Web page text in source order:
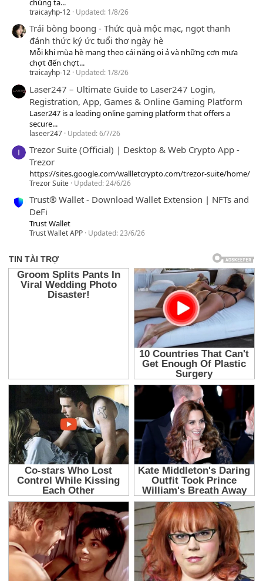
chúng ta...
traicayhp-12 Updated: 1/8/26
Trái bòng boong - Thức quà mộc mạc, ngọt thanh
đánh thức ký ức tuổi thơ ngày hè
Mỗi khi mùa hè mang theo cái nắng oi ả và những cơn mưa
chợt đến chợt...
traicayhp-12 Updated: 1/8/26
Laser247 – Ultimate Guide to Laser247 Login,
Registration, App, Games & Online Gaming Platform
Laser247 is a leading online gaming platform that offers a
secure...
laseer247 Updated:6/7/26
Trezor Suite (Official) | Desktop & Web Crypto App -
Trezor
https://sites.google.com/wallletcrypto.com/trezor-suite/home/
Trezor Suite Updated:24/6/26
Trust® Wallet - Download Wallet Extension | NFTs and
DeFi
Trust Wallet
Trust Wallet APP Updated:23/6/26